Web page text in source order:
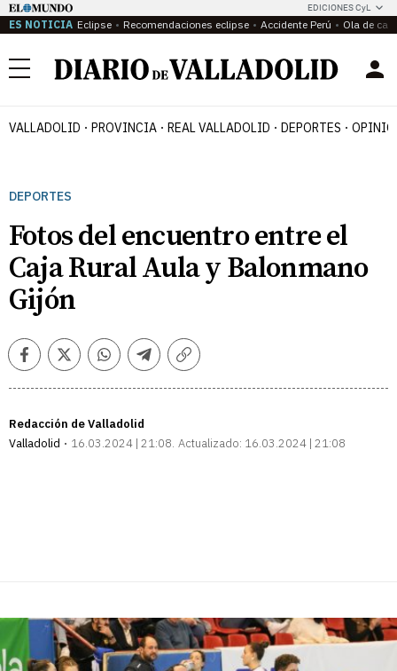
EDICIONES CyL
ES NOTICIA Eclipse Recomendaciones eclipse Accidente Perú Ola de
Menú
VALLADOLID PROVINCIA REAL VALLADOLID DEPORTES
DEPORTES
Fotos del encuentro entre el
Caja Rural Aula y Balonmano
Gijón
FacebookTwitterWhatsappTelegramCopiar
Redacción de Valladolid
Valladolid
16.03.2024 | 21:08 Actualizado: 16.03.2024 | 21:08